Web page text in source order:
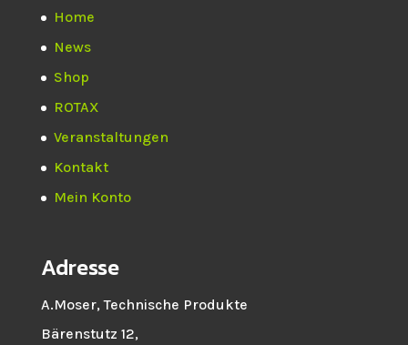
Home
News
Shop
ROTAX
Veranstaltungen
Kontakt
Mein Konto
Adresse
A.Moser, Technische Produkte
Bärenstutz 12,